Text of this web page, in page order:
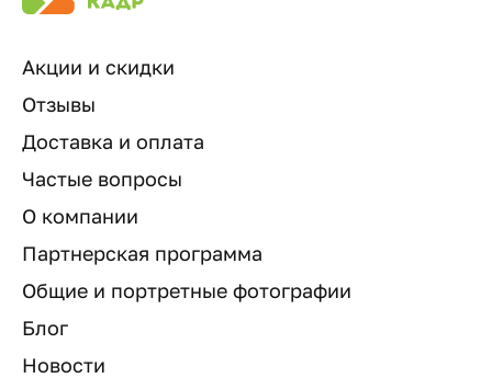
Акции и скидки
Отзывы
Доставка и оплата
Частые вопросы
О компании
Партнерская программа
Общие и портретные фотографии
Блог
Новости